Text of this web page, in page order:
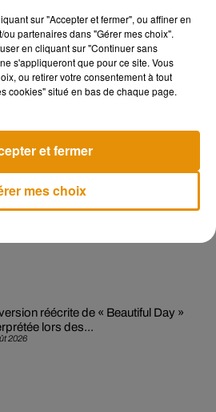
2026
et Amélie Lens dévoilent leur
emprunte le décor de l’émission
2026
réécrite de « Beautiful Day »
lors des...
sur "Accepter et fermer", ou affiner en
partenaires dans "Gérer mes choix".
en cliquant sur "Continuer sans
s'appliqueront que pour ce site. Vous
ou retirer votre consentement à tout
cookies" situé en bas de chaque page.
mes choix
et fermer